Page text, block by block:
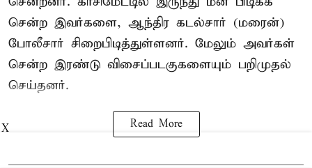
சென்ற இவர்களை, ஆந்திர கடல்சார் (மரைன்)
போலீசார் சிறைபிடித்துள்ளனர். மேலும் அவர்கள்
சென்ற இரண்டு விசைப்படகுகளையும் பறிமுதல்
செய்தனர்.
Read More
X